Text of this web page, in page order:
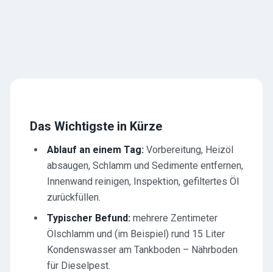
Das Wichtigste in Kürze
Ablauf an einem Tag: Vorbereitung, Heizöl
absaugen, Schlamm und Sedimente entfernen,
Innenwand reinigen, Inspektion, gefiltertes Öl
zurückfüllen.
Typischer Befund: mehrere Zentimeter
Ölschlamm und (im Beispiel) rund 15 Liter
Kondenswasser am Tankboden – Nährboden
für Dieselpest.